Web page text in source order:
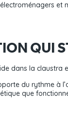
QUI
dans la
du rythme à
que